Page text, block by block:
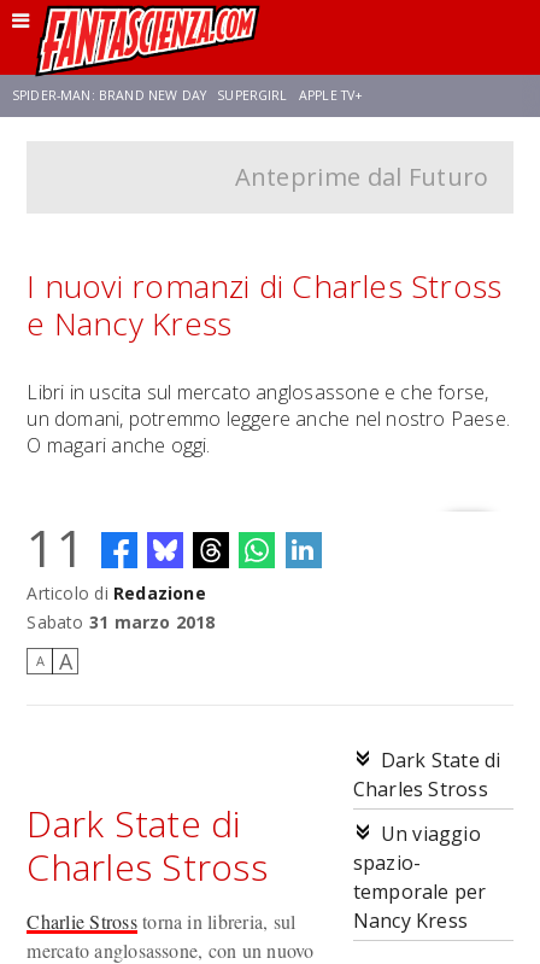
SPIDER-MAN: BRAND NEW DAY SUPERGIRL APPLE TV+
ZENDAYA STAR TREK AVENGERS: DOOMSDAY
Anteprime dal Futuro
I nuovi romanzi di Charles Stross
e Nancy Kress
Libri in uscita sul mercato anglosassone e che forse,
un domani, potremmo leggere anche nel nostro Paese.
O magari anche oggi.
11
Articolo di Redazione
Sabato 31 marzo 2018
A A
Dark State di
Charles Stross
Un viaggio
spazio-
temporale per
Nancy Kress
Dark State di
Charles Stross
Charlie Strosstorna in libreria, sul
mercato anglosassone, con un nuovo